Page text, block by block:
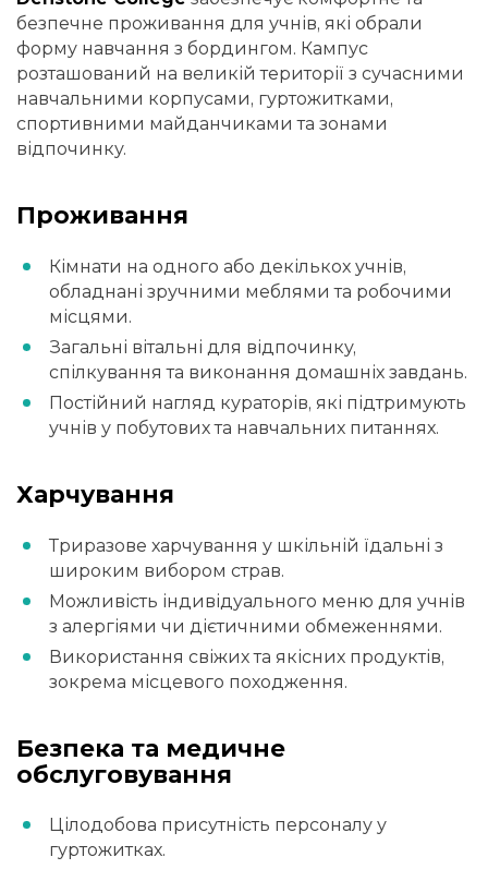
безпечне проживання для учнів, які обрали
форму навчання з бордингом. Кампус
розташований на великій території з сучасними
навчальними корпусами, гуртожитками,
спортивними майданчиками та зонами
відпочинку.
Проживання
Кімнати на одного або декількох учнів,
обладнані зручними меблями та робочими
місцями.
Загальні вітальні для відпочинку,
спілкування та виконання домашніх завдань.
Постійний нагляд кураторів, які підтримують
учнів у побутових та навчальних питаннях.
Харчування
Триразове харчування у шкільній їдальні з
широким вибором страв.
Можливість індивідуального меню для учнів
з алергіями чи дієтичними обмеженнями.
Використання свіжих та якісних продуктів,
зокрема місцевого походження.
Безпека та медичне
обслуговування
Цілодобова присутність персоналу у
гуртожитках.